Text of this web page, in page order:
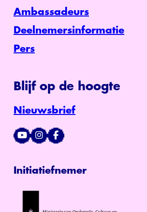
Ambassadeurs
Deelnemersinformatie
Pers
Blijf op de hoogte
Nieuwsbrief
Initiatiefnemer